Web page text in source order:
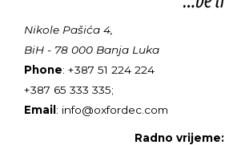
Nikole Pašića 4,
BiH - 78 000 Banja Luka
Phone: +387 51 224 224
+387 65 333 335;
Email: info@oxfordec.com
Radno vrijeme: